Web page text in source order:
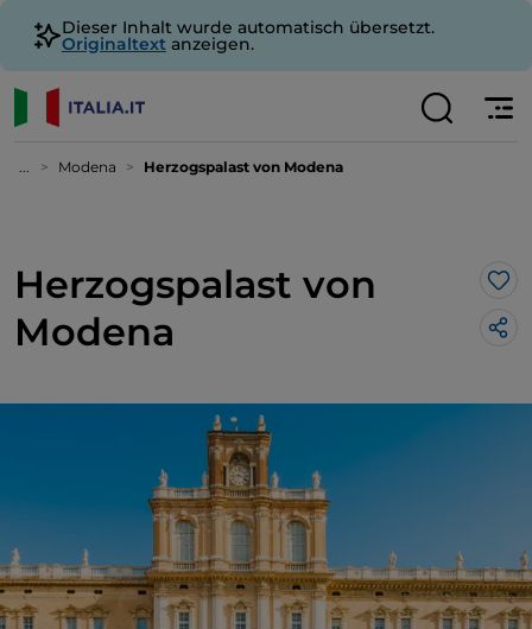
Dieser Inhalt wurde automatisch übersetzt.
Originaltext anzeigen.
... Modena Herzogspalast von Modena
Herzogspalast von
Modena